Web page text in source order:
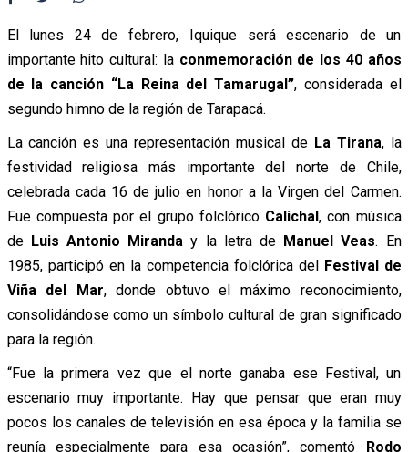
El lunes 24 de febrero, Iquique será escenario de un
importante hito cultural: la conmemoración de los 40 años
de la canción “La Reina del Tamarugal”, considerada el
segundo himno de la región de Tarapacá.
La canción es una representación musical de La Tirana, la
festividad religiosa más importante del norte de Chile,
celebrada cada 16 de julio en honor a la Virgen del Carmen.
Fue compuesta por el grupo folclórico Calichal, con música
de Luis Antonio Miranda y la letra de Manuel Veas. En
1985, participó en la competencia folclórica del Festival de
Viña del Mar, donde obtuvo el máximo reconocimiento,
consolidándose como un símbolo cultural de gran significado
para la región.
“Fue la primera vez que el norte ganaba ese Festival, un
escenario muy importante. Hay que pensar que eran muy
pocos los canales de televisión en esa época y la familia se
reunía especialmente para esa ocasión”, comentó Rodo